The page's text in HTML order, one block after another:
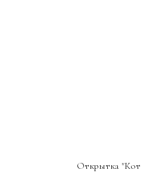
Открытка "Кот